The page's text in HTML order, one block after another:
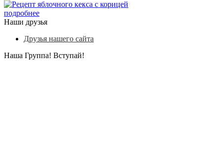
подробнее
Наши друзья
Друзья нашего сайта
Наша Группа! Вступай!